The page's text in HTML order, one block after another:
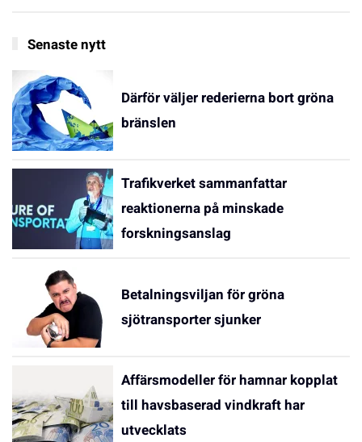
Senaste nytt
Därför väljer rederierna bort gröna
bränslen
Trafikverket sammanfattar
reaktionerna på minskade
forskningsanslag
Betalningsviljan för gröna
sjötransporter sjunker
Affärsmodeller för hamnar kopplat
till havsbaserad vindkraft har
utvecklats